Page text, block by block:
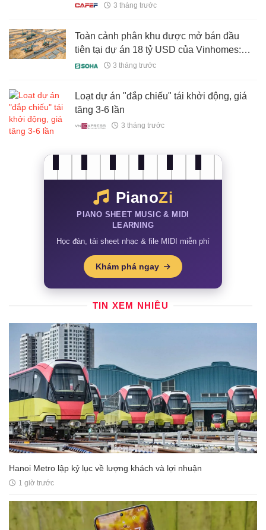
3 tháng trước
Toàn cảnh phân khu được mở bán đầu
tiên tại dự án 18 tỷ USD của Vinhomes:
Rộng gấp 9 lần khu phố cổ hà nội, có ga
hết 80% giỏ hàng trong 36 tiếng
3 tháng trước
Loạt dự án "đắp chiếu" tái khởi động, giá
tăng 3-6 lần
3 tháng trước
PianoZi
PIANO SHEET MUSIC & MIDI
LEARNING
Học đàn, tải sheet nhạc & file MIDI miễn phí
Khám phá ngay
TIN XEM NHIỀU
Hanoi Metro lập kỷ lục về lượng khách và lợi nhuận
1 giờ trước